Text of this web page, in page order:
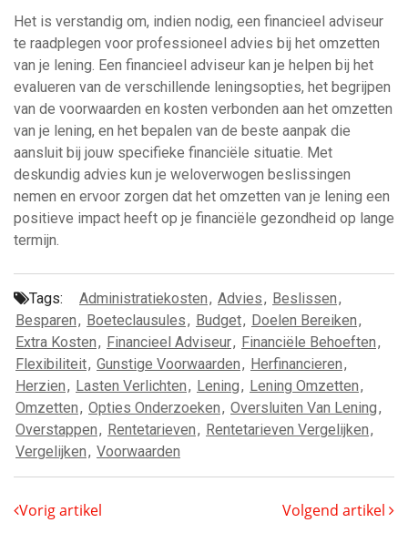
Het is verstandig om, indien nodig, een financieel adviseur
te raadplegen voor professioneel advies bij het omzetten
van je lening. Een financieel adviseur kan je helpen bij het
evalueren van de verschillende leningsopties, het begrijpen
van de voorwaarden en kosten verbonden aan het omzetten
van je lening, en het bepalen van de beste aanpak die
aansluit bij jouw specifieke financiële situatie. Met
deskundig advies kun je weloverwogen beslissingen
nemen en ervoor zorgen dat het omzetten van je lening een
positieve impact heeft op je financiële gezondheid op lange
termijn.
Tags: Administratiekosten, Advies, Beslissen,
Besparen, Boeteclausules, Budget, Doelen Bereiken,
Extra Kosten, Financieel Adviseur, Financiële Behoeften,
Flexibiliteit, Gunstige Voorwaarden, Herfinancieren,
Herzien, Lasten Verlichten, Lening, Lening Omzetten,
Omzetten, Opties Onderzoeken, Oversluiten Van Lening,
Overstappen, Rentetarieven, Rentetarieven Vergelijken,
Vergelijken, Voorwaarden
Vorig artikel Volgend artikel